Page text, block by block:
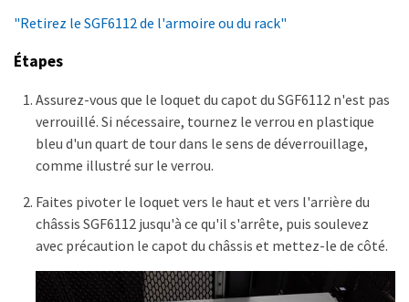
"Retirez le SGF6112 de l'armoire ou du rack"
Étapes
Assurez-vous que le loquet du capot du SGF6112 n'est pas
verrouillé. Si nécessaire, tournez le verrou en plastique
bleu d'un quart de tour dans le sens de déverrouillage,
comme illustré sur le verrou.
Faites pivoter le loquet vers le haut et vers l'arrière du
châssis SGF6112 jusqu'à ce qu'il s'arrête, puis soulevez
avec précaution le capot du châssis et mettez-le de côté.